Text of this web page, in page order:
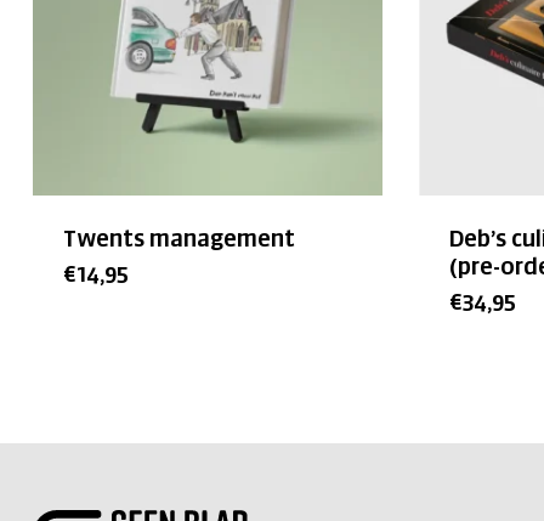
Twents management
€14,95
Deb’s
(pre-
€34,95